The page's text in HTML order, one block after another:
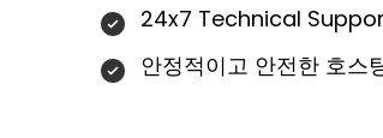
24x7 Technical
안정적이고 안전한 호스